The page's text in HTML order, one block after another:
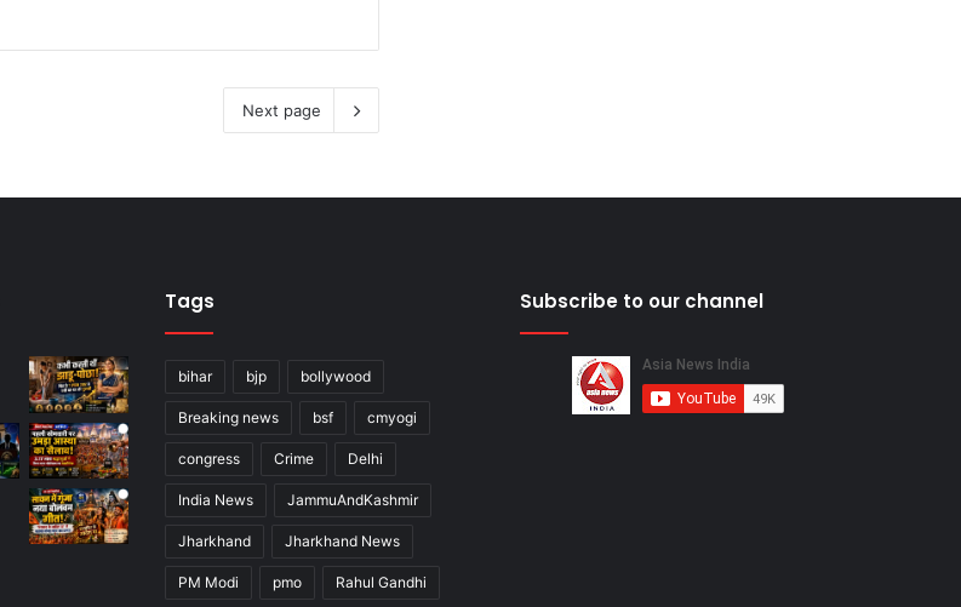
Next page
Tags
bihar bjp bollywood
Breaking news bsf cmyogi
congress Crime Delhi
India News JammuAndKashmir
Jharkhand Jharkhand News
PM Modi pmo Rahul Gandhi
Subscribe to our channel